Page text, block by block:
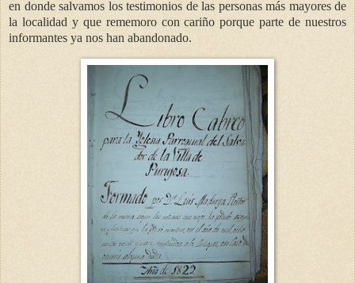
en donde salvamos los testimonios de las personas más mayores de
la localidad y que rememoro con cariño porque parte de nuestros
informantes ya nos han abandonado.